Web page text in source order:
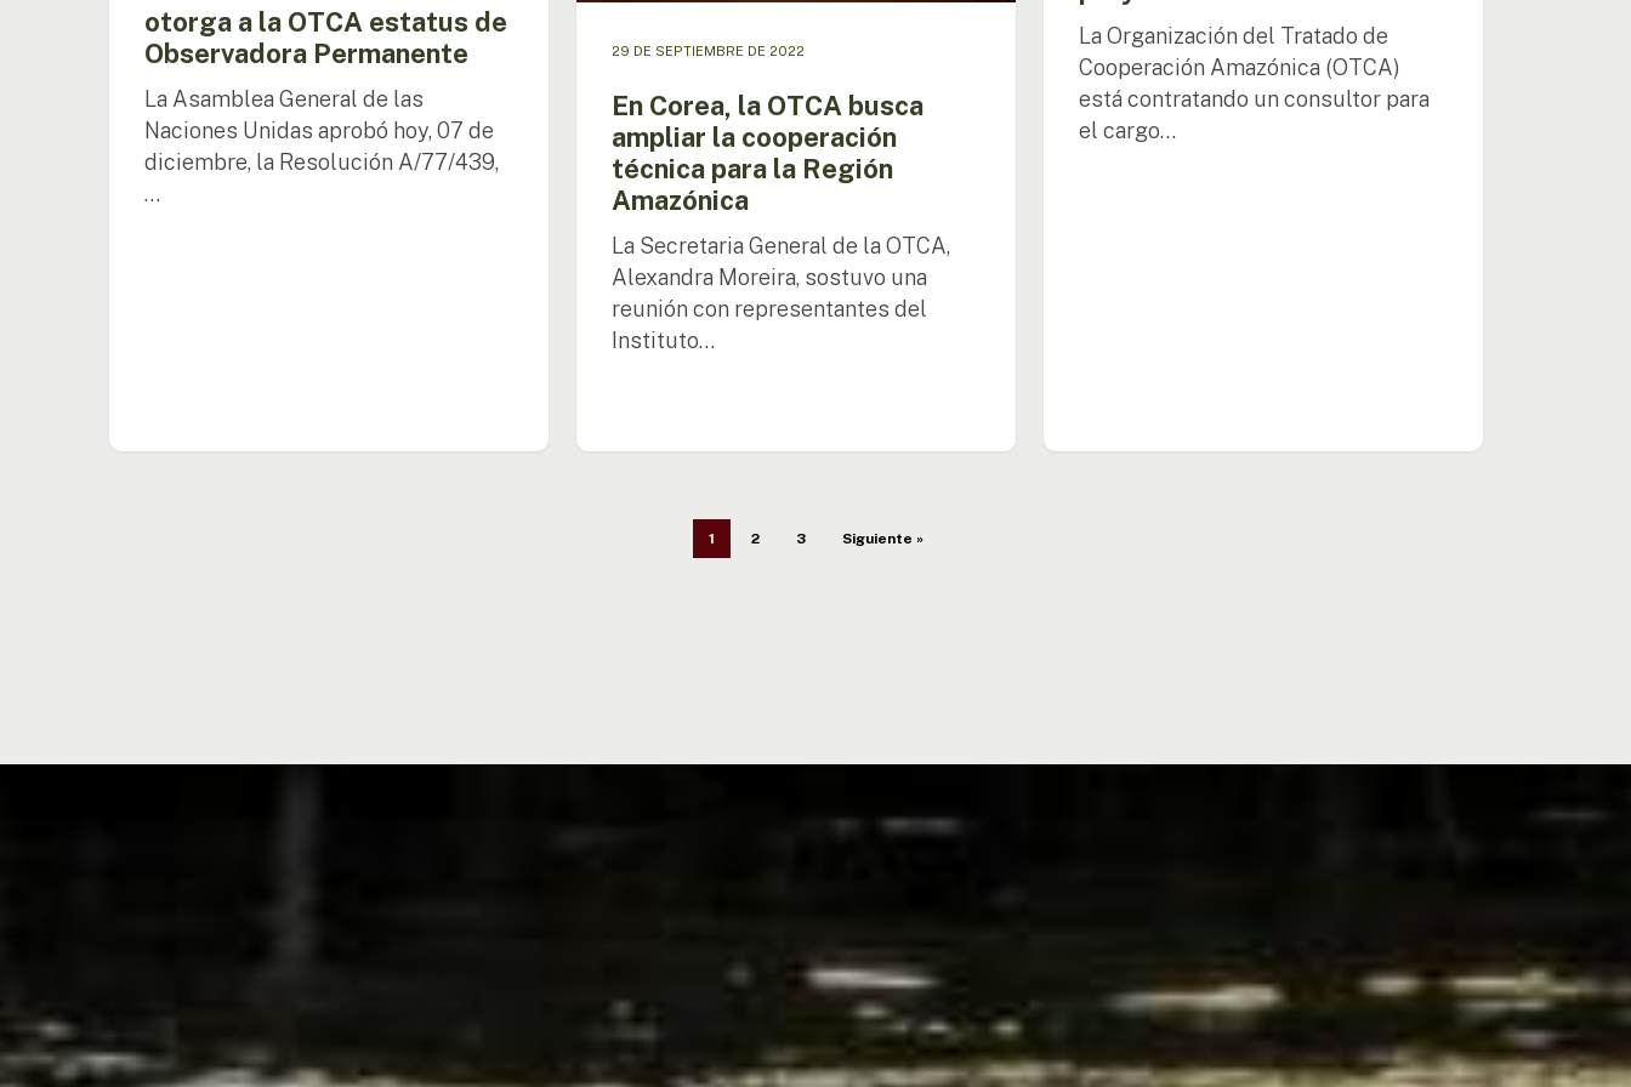
Permanente
otorga a la OTCA estatus de
Observadora Permanente
La Asamblea General de las
Naciones Unidas aprobó hoy, 07 de
diciembre, la Resolución A/77/439,
…
Amazónica
29 DE SEPTIEMBRE DE 2022
En Corea, la OTCA busca
ampliar la cooperación
técnica para la Región
Amazónica
La Secretaria General de la OTCA,
Alexandra Moreira, sostuvo una
reunión con representantes del
Instituto…
proyecto
La Organización del Tratado de
Cooperación Amazónica (OTCA)
está contratando un consultor para
el cargo…
1 2 3 Siguiente »